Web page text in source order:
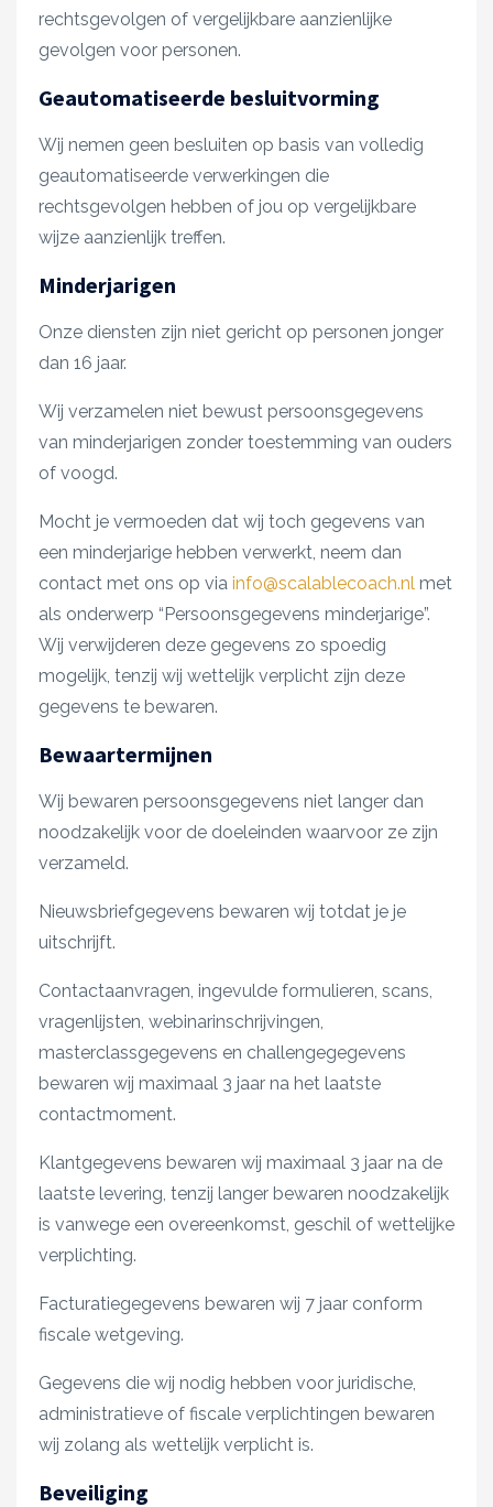
rechtsgevolgen of vergelijkbare aanzienlijke
gevolgen voor personen.
Geautomatiseerde besluitvorming
Wij nemen geen besluiten op basis van volledig
geautomatiseerde verwerkingen die
rechtsgevolgen hebben of jou op vergelijkbare
wijze aanzienlijk treffen.
Minderjarigen
Onze diensten zijn niet gericht op personen jonger
dan 16 jaar.
Wij verzamelen niet bewust persoonsgegevens
van minderjarigen zonder toestemming van ouders
of voogd.
Mocht je vermoeden dat wij toch gegevens van
een minderjarige hebben verwerkt, neem dan
contact met ons op via info@scalablecoach.nl met
als onderwerp “Persoonsgegevens minderjarige”.
Wij verwijderen deze gegevens zo spoedig
mogelijk, tenzij wij wettelijk verplicht zijn deze
gegevens te bewaren.
Bewaartermijnen
Wij bewaren persoonsgegevens niet langer dan
noodzakelijk voor de doeleinden waarvoor ze zijn
verzameld.
Nieuwsbriefgegevens bewaren wij totdat je je
uitschrijft.
Contactaanvragen, ingevulde formulieren, scans,
vragenlijsten, webinarinschrijvingen,
masterclassgegevens en challengegegevens
bewaren wij maximaal 3 jaar na het laatste
contactmoment.
Klantgegevens bewaren wij maximaal 3 jaar na de
laatste levering, tenzij langer bewaren noodzakelijk
is vanwege een overeenkomst, geschil of wettelijke
verplichting.
Facturatiegegevens bewaren wij 7 jaar conform
fiscale wetgeving.
Gegevens die wij nodig hebben voor juridische,
administratieve of fiscale verplichtingen bewaren
wij zolang als wettelijk verplicht is.
Beveiliging